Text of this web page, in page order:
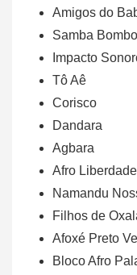
Amigos do
Samba
Impacto
Tô Aê
Corisco
Dandara
Agbara
Afro Liberdade
Namandu
Filhos de
Afoxé Preto
Bloco Afro